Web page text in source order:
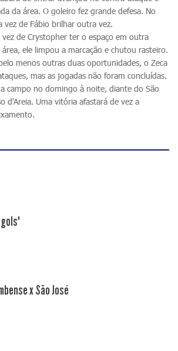
da área. O goleiro fez grande defesa. No
de Fábio brilhar outra vez.
de Crystopher ter o espaço em outra
ele limpou a marcação e chutou rasteiro.
menos outras duas oportunidades, o Zeca
mas as jogadas não foram concluídas.
campo no domingo à noite, diante do São
d'Areia. Uma vitória afastará de vez a
x São José